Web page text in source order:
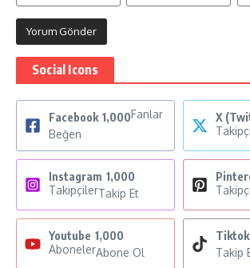
Social Icons
Facebook 1,000Fanlar
Beğen
X
Instagram 1,000
TakipçilerTakip Et
Youtube 1,000
AbonelerAbone Ol
Tiktok
Takip